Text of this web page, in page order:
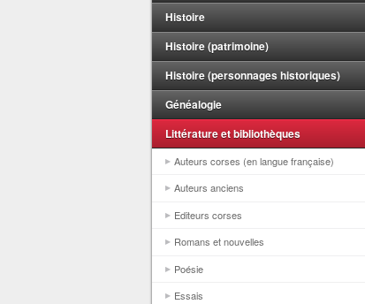
Histoire
Histoire (patrimoine)
Histoire (personnages historiques)
Généalogie
Littérature et bibliothèques
Auteurs corses (en langue française)
Auteurs anciens
Editeurs corses
Romans et nouvelles
Poésie
Essais